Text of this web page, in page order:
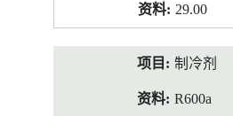
29.00
制冷剂
R600a